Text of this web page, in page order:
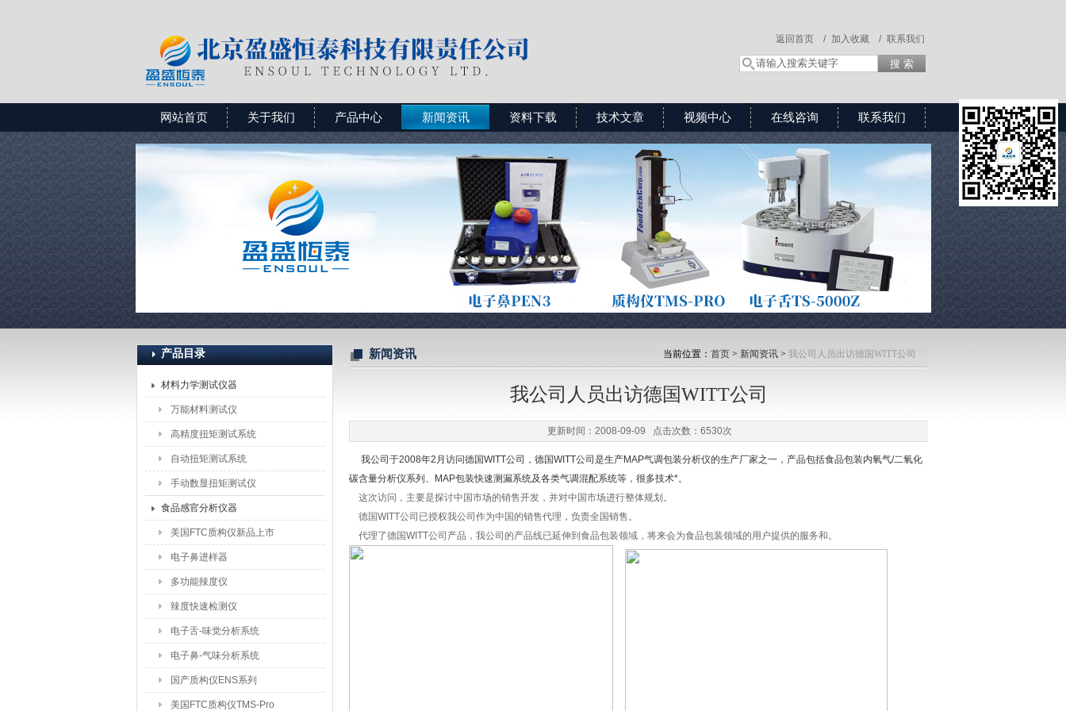
北京盈盛恒泰科技有限责任公司
联系我们
加入收藏 /
返回首页 /
网站首页 关于我们 产品中心 新闻资讯 资料下载 技术文章 视频中心 在线咨询 联系我们
产品目录
材料力学测试仪器
万能材料测试仪
高精度扭矩测试系统
自动扭矩测试系统
手动数显扭矩测试仪
食品感官分析仪器
美国FTC质构仪新品上市
电子鼻进样器
多功能辣度仪
辣度快速检测仪
电子舌-味觉分析系统
电子鼻-气味分析系统
国产质构仪ENS系列
美国FTC质构仪TMS-Pro
新闻资讯 当前位置： 首页 > 新闻资讯 > 我公司人员出访德国WITT公司
我公司人员出访德国WITT公司
更新时间：2008-09-09 点击次数：6530次
我公司于2008年2月访问德国WITT公司，德国WITT公司是生产MAP气调包装分析仪的生产厂家之一，产品包括食品包装内氧气/二氧化
碳含量分析仪系列、MAP包装快速测漏系统及各类气调混配系统等，很多技术*。
这次访问，主要是探讨中国市场的销售开发，并对中国市场进行整体规划。
德国WITT公司已授权我公司作为中国的销售代理，负责全国销售。
代理了德国WITT公司产品，我公司的产品线已延伸到食品包装领域，将来会为食品包装领域的用户提供的服务和。